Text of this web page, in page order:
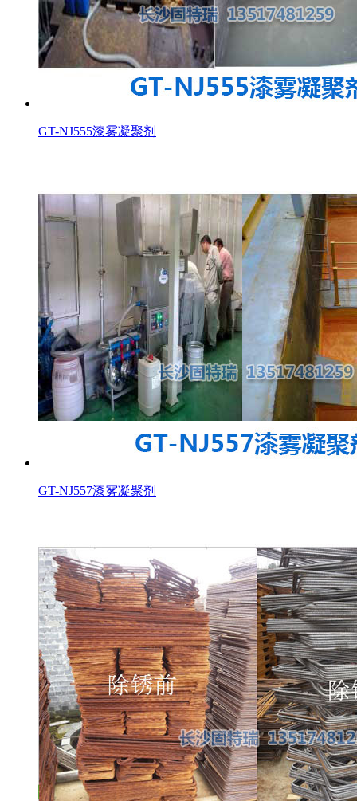
GT-NJ555漆雾凝聚剂
GT-NJ557漆雾凝聚剂